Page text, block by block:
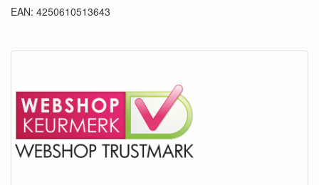
EAN: 4250610513643